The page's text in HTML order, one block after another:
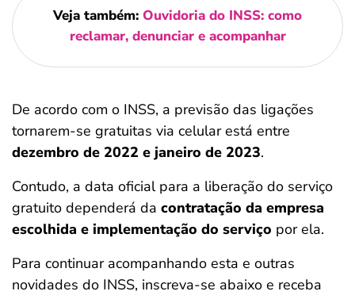
Veja também: Ouvidoria do INSS: como
reclamar, denunciar e acompanhar
De acordo com o INSS, a previsão das ligações
tornarem-se gratuitas via celular está entre
dezembro de 2022 e janeiro de 2023.
Contudo, a data oficial para a liberação do serviço
gratuito dependerá da contratação da empresa
escolhida e implementação do serviço por ela.
Para continuar acompanhando esta e outras
novidades do INSS, inscreva-se abaixo e receba